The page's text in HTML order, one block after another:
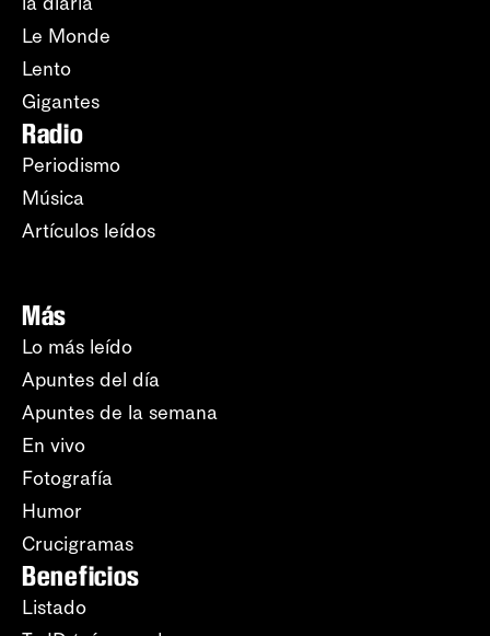
Le Monde
Lento
Gigantes
Radio
Periodismo
Música
Artículos leídos
Más
Lo más leído
Apuntes del día
Apuntes de la semana
En vivo
Fotografía
Humor
Crucigramas
Beneficios
Listado